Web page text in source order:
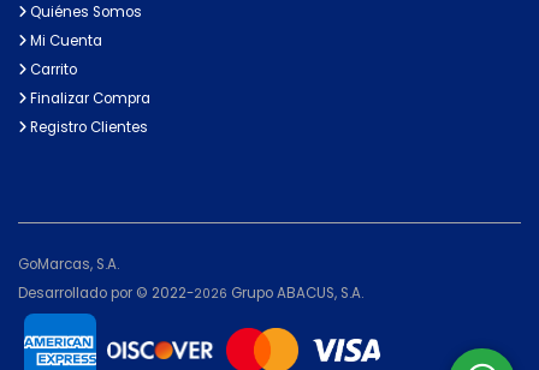
Quiénes Somos
Mi Cuenta
Carrito
Finalizar Compra
Registro Clientes
GoMarcas, S.A.
Desarrollado por © 2022-2026 Grupo ABACUS, S.A.